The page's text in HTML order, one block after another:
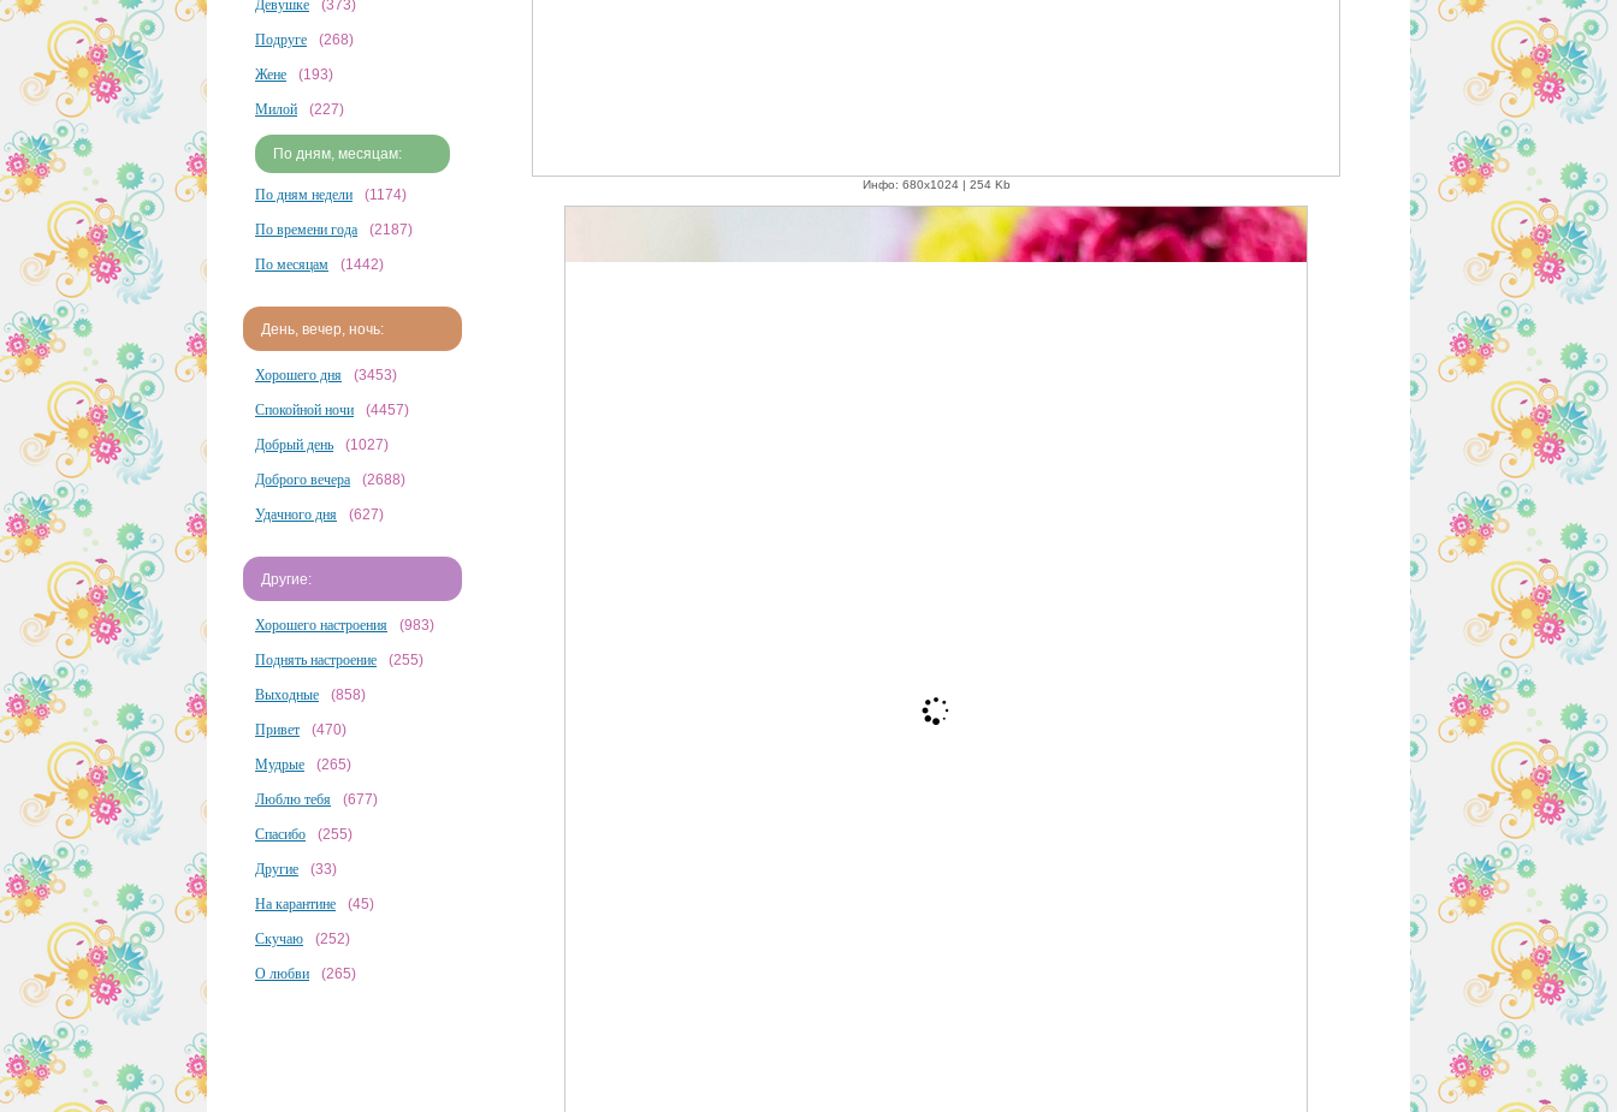
Девушке (373)
Подруге (268)
Жене (193)
Милой (227)
По дням, месяцам:
По дням недели (1174)
По времени года (2187)
По месяцам (1442)
День, вечер, ночь:
Хорошего дня (3453)
Спокойной ночи (4457)
Добрый день (1027)
Доброго вечера (2688)
Удачного дня (627)
Другие:
Хорошего настроения (983)
Поднять настроение (255)
Выходные (858)
Привет (470)
Мудрые (265)
Люблю тебя (677)
Спасибо (255)
Другие (33)
На карантине (45)
Скучаю (252)
О любви (265)
Инфо: 680х1024 | 254 Kb